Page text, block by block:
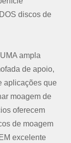
discos de
ampla
de apoio,
aplicações que
moagem de
oferecem
de moagem
excelente